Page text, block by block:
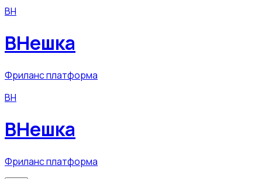
ВН
ВНешка
Фриланс платформа
ВН
ВНешка
Фриланс платформа